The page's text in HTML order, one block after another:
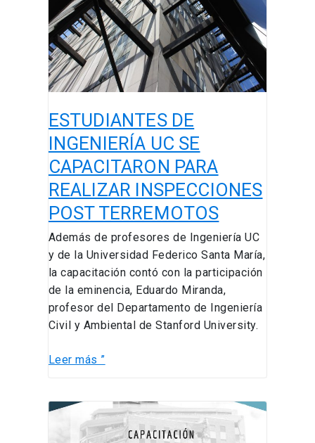
ESTUDIANTES DE
INGENIERÍA UC SE
CAPACITARON PARA
REALIZAR INSPECCIONES
POST TERREMOTOS
Además de profesores de Ingeniería UC
y de la Universidad Federico Santa María,
la capacitación contó con la participación
de la eminencia, Eduardo Miranda,
profesor del Departamento de Ingeniería
Civil y Ambiental de Stanford University.
SE
CAPACITARON
PARA
REALIZAR
INSPECCIONES
TERREMOTOS
Leer más ”
Capacitación:
Inspección